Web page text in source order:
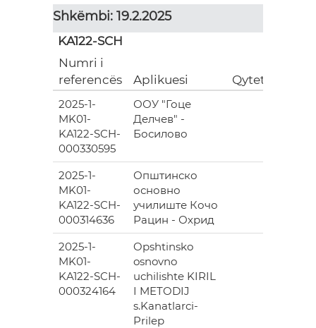
Shkëmbi: 19.2.2025
KA122-SCH
Numri i
referencës
Aplikuesi Qyteti
2025-1-
MK01-
KA122-SCH-
000330595
ООУ "Гоце
Делчев" -
Босилово
2025-1-
MK01-
KA122-SCH-
000314636
Општинско
основно
училиште Кочо
Рацин - Охрид
2025-1-
MK01-
KA122-SCH-
000324164
Opshtinsko
osnovno
uchilishte KIRIL
I METODIJ
s.Kanatlarci-
Prilep